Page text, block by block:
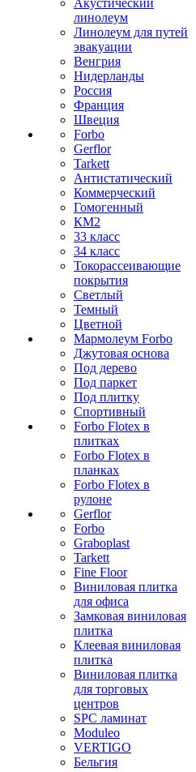
Акустический
линолеум
Линолеум для путей
эвакуации
Венгрия
Нидерланды
Россия
Франция
Швеция
Forbo
Gerflor
Tarkett
Антистатический
Коммерческий
Гомогенный
КМ2
33 класс
34 класс
Токорассеивающие
покрытия
Светлый
Темный
Цветной
Мармолеум Forbo
Джутовая основа
Под дерево
Под паркет
Под плитку
Спортивный
Forbo Flotex в
плитках
Forbo Flotex в
планках
Forbo Flotex в
рулоне
Gerflor
Forbo
Graboplast
Tarkett
Fine Floor
Виниловая плитка
для офиса
Замковая виниловая
плитка
Клеевая виниловая
плитка
Виниловая плитка
для торговых
центров
SPC ламинат
Moduleo
VERTIGO
Бельгия